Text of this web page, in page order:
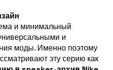
и минимальный
и
моды. Именно поэтому
эту серию как